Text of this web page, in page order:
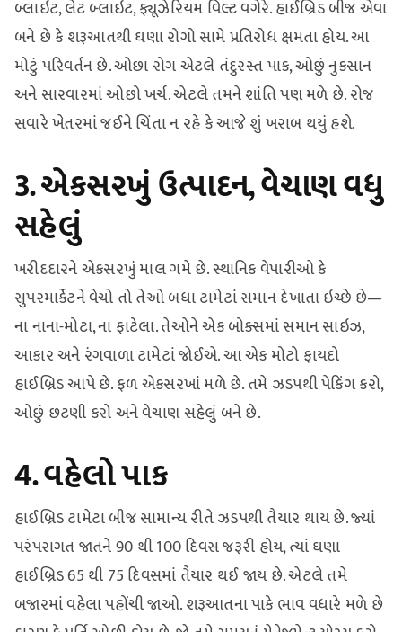
બ્લાઇટ, લેટ બ્લાઇટ, ફ્યૂઝેરિયમ વિલ્ટ વગેરે. હાઈબ્રિડ બીજ એવા
બને છે કે શરૂઆતથી ઘણા રોગો સામે પ્રતિરોધ ક્ષમતા હોય. આ
મોટું પરિવર્તન છે. ઓછા રોગ એટલે તંદુરસ્ત પાક, ઓછું નુકસાન
અને સારવારમાં ઓછો ખર્ચ. એટલે તમને શાંતિ પણ મળે છે. રોજ
સવારે ખેતરમાં જઈને ચિંતા ન રહે કે આજે શું ખરાબ થયું હશે.
3. એકસરખું ઉત્પાદન, વેચાણ વધુ
સહેલું
ખરીદદારને એકસરખું માલ ગમે છે. સ્થાનિક વેપારીઓ કે
સુપરમાર્કેટને વેચો તો તેઓ બધા ટામેટાં સમાન દેખાતા ઇચ્છે છે—
ના નાના-મોટા, ના ફાટેલા. તેઓને એક બોક્સમાં સમાન સાઇઝ,
આકાર અને રંગવાળા ટામેટાં જોઈએ. આ એક મોટો ફાયદો
હાઈબ્રિડ આપે છે. ફળ એકસરખાં મળે છે. તમે ઝડપથી પેકિંગ કરો,
ઓછું છટણી કરો અને વેચાણ સહેલું બને છે.
4. વહેલો પાક
હાઈબ્રિડ ટામેટા બીજ સામાન્ય રીતે ઝડપથી તૈયાર થાય છે. જ્યાં
પરંપરાગત જાતને 90 થી 100 દિવસ જરૂરી હોય, ત્યાં ઘણા
હાઈબ્રિડ 65 થી 75 દિવસમાં તૈયાર થઈ જાય છે. એટલે તમે
બજારમાં વહેલા પહોંચી જાઓ. શરૂઆતના પાકે ભાવ વધારે મળે છે